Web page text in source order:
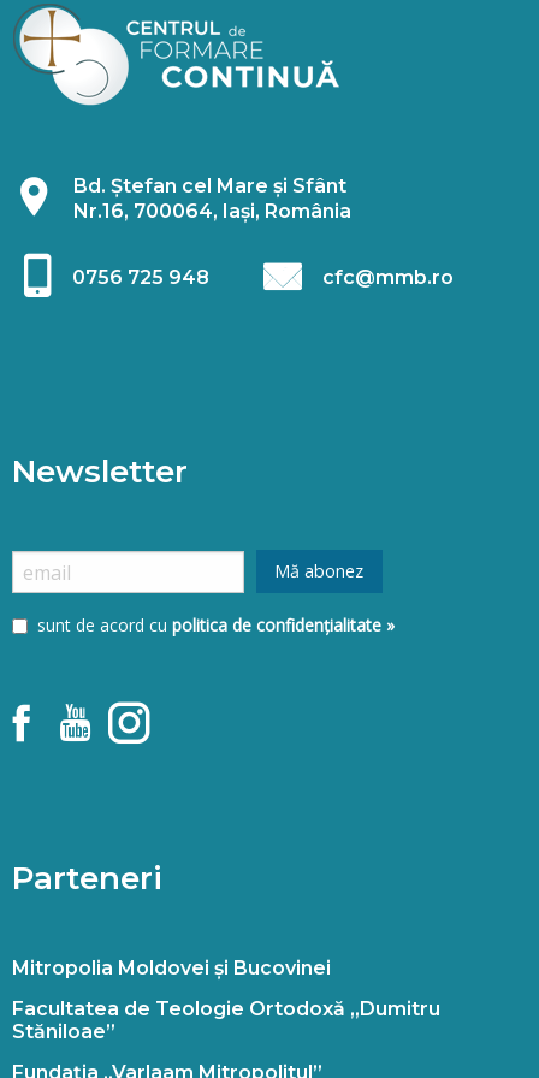
Bd. Ștefan cel Mare și Sfânt
Nr.16, 700064, Iași, România
0756 725 948 cfc@mmb.ro
Newsletter
sunt de acord cu politica de confidențialitate »
Parteneri
Mitropolia Moldovei și Bucovinei
Facultatea de Teologie Ortodoxă „Dumitru
Stăniloae”
Fundația „Varlaam Mitropolitul”